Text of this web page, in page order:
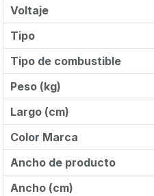
Voltaje
Tipo
Tipo de combustible
Peso (kg)
Largo (cm)
Color Marca
Ancho de producto
Ancho (cm)